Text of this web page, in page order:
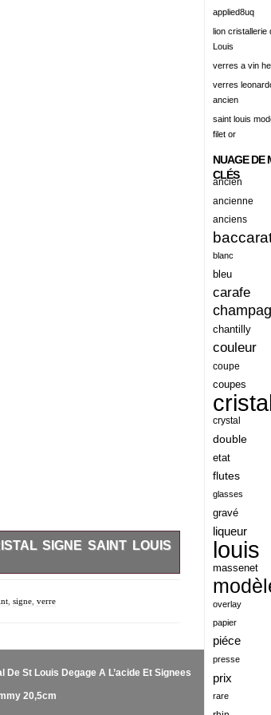
SIGNE SAINT LOUIS
7CM. POSSIBILITE DE
L’item “VERRE A VIN
MODELE CHAMBORD(vert
signe verre
De St Louis Degage A L’acide Et Signees
20,5cm
alisation
amazing
america
amiante
ancien
ancienes
ancienne
anciennes
anciens
ancient
anecdotes
angeles
angoul
animaux
antique
antiquite
apollo
applaudis
arch
architecture
ariel
armonica
arta
applied8uq
lion cristallerie
Louis
verres a vin
verres
ancien
saint louis
filet or
NUAGE DE
CLÉS
ancien
ancienne
anciens
blanc
bleu
carafe
chantilly
couleur
coupe
coupes
crystal
double
etat
flutes
glasses
gravé
liqueur
louis
massenet
overlay
papier
piéce
presse
prix
rare